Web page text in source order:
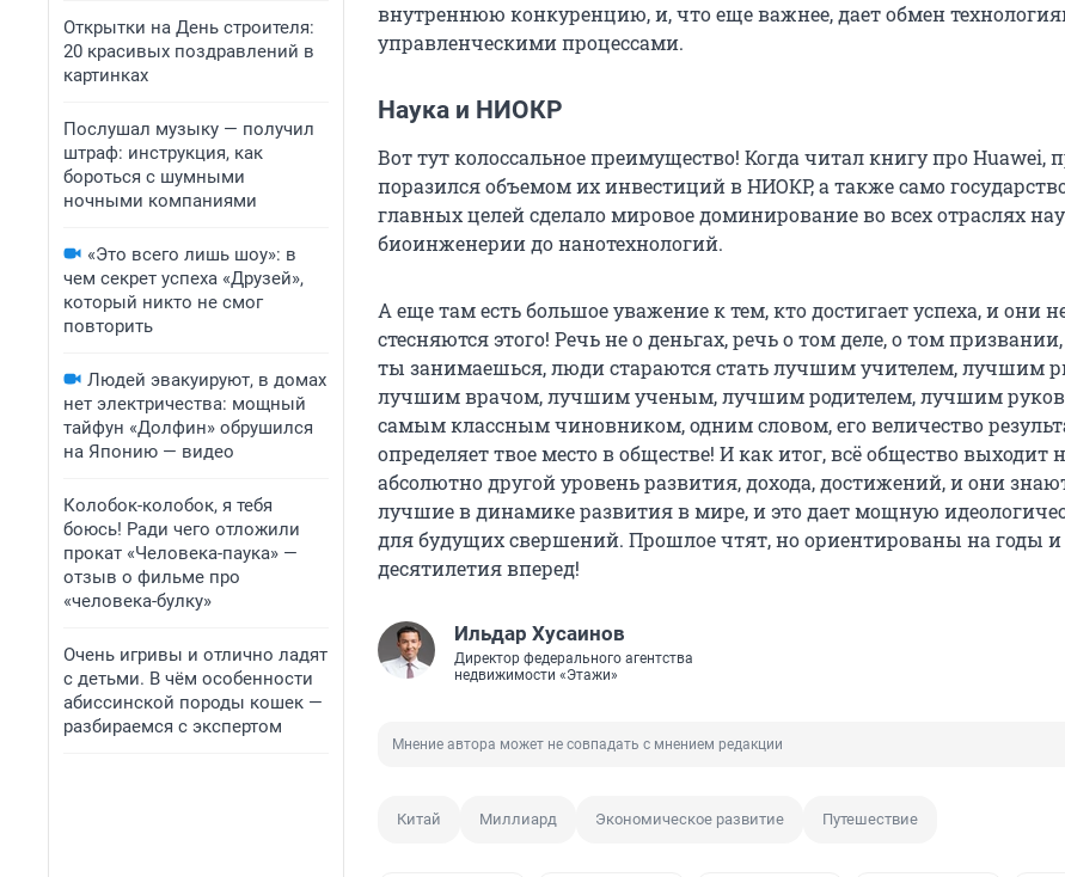
Открытки на День строителя:
20 красивых поздравлений в
картинках
Послушал музыку — получил
штраф: инструкция, как
бороться с шумными
ночными компаниями
«Это всего лишь шоу»: в
чем секрет успеха «Друзей»,
который никто не смог
повторить
Людей эвакуируют, в домах
нет электричества: мощный
тайфун «Долфин» обрушился
на Японию — видео
Колобок-колобок, я тебя
боюсь! Ради чего отложили
прокат «Человека-паука» —
отзыв о фильме про
«человека-булку»
Очень игривы и отлично ладят
с детьми. В чём особенности
абиссинской породы кошек —
разбираемся с экспертом
внутреннюю конкуренцию, и, что еще важнее, дает обмен
управленческими процессами.
Наука и НИОКР
Вот тут колоссальное преимущество! Когда читал книгу про Huawei,
поразился объемом их инвестиций в НИОКР, а также само
главных целей сделало мировое доминирование во всех отраслях
биоинженерии до нанотехнологий.
А еще там есть большое уважение к тем, кто достигает успеха, и они
стесняются этого! Речь не о деньгах, речь о том деле, о том
ты занимаешься, люди стараются стать лучшим учителем, лучшим
лучшим врачом, лучшим ученым, лучшим родителем, лучшим
самым классным чиновником, одним словом, его величество
определяет твое место в обществе! И как итог, всё общество выходит
абсолютно другой уровень развития, дохода, достижений, и они
лучшие в динамике развития в мире, и это дает мощную
для будущих свершений. Прошлое чтят, но ориентированы на годы и
десятилетия вперед!
Ильдар Хусаинов
Директор федерального агентства
недвижимости «Этажи»
Мнение автора может не совпадать с мнением редакции
Китай Миллиард Экономическое развитие Путешествие